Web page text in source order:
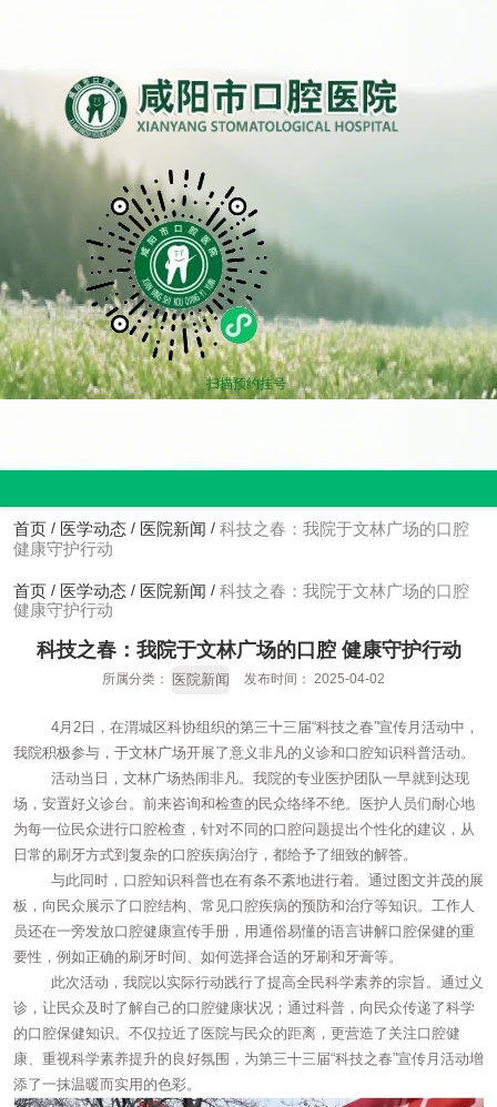
扫描预约挂号
首页 / 医学动态 / 医院新闻 / 科技之春：我院于文林广场的口腔
健康守护行动
首页 / 医学动态 / 医院新闻 / 科技之春：我院于文林广场的口腔
健康守护行动
科技之春：我院于文林广场的口腔 健康守护行动
所属分类： 医院新闻 发布时间： 2025-04-02
4月2日，在渭城区科协组织的第三十三届“科技之春”宣传月活动中，
我院积极参与，于文林广场开展了意义非凡的义诊和口腔知识科普活动。
活动当日，文林广场热闹非凡。我院的专业医护团队一早就到达现
场，安置好义诊台。前来咨询和检查的民众络绎不绝。医护人员们耐心地
为每一位民众进行口腔检查，针对不同的口腔问题提出个性化的建议，从
日常的刷牙方式到复杂的口腔疾病治疗，都给予了细致的解答。
与此同时，口腔知识科普也在有条不紊地进行着。通过图文并茂的展
板，向民众展示了口腔结构、常见口腔疾病的预防和治疗等知识。工作人
员还在一旁发放口腔健康宣传手册，用通俗易懂的语言讲解口腔保健的重
要性，例如正确的刷牙时间、如何选择合适的牙刷和牙膏等。
此次活动，我院以实际行动践行了提高全民科学素养的宗旨。通过义
诊，让民众及时了解自己的口腔健康状况；通过科普，向民众传递了科学
的口腔保健知识。不仅拉近了医院与民众的距离，更营造了关注口腔健
康、重视科学素养提升的良好氛围，为第三十三届“科技之春”宣传月活动增
添了一抹温暖而实用的色彩。